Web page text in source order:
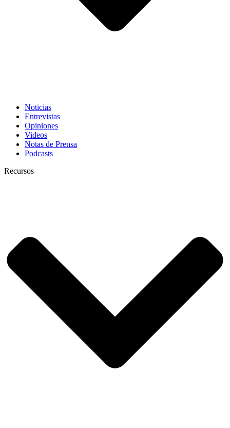
Noticias
Entrevistas
Opiniones
Videos
Notas de Prensa
Podcasts
Recursos